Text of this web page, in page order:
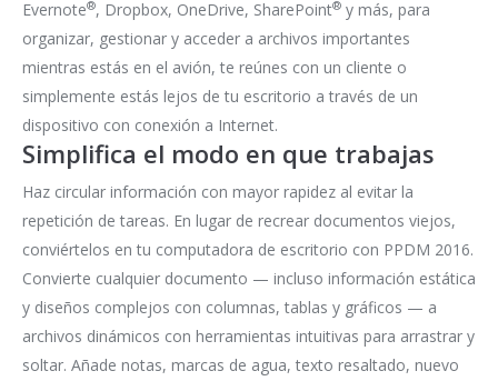
Evernote®, Dropbox, OneDrive, SharePoint® y más, para
organizar, gestionar y acceder a archivos importantes
mientras estás en el avión, te reúnes con un cliente o
simplemente estás lejos de tu escritorio a través de un
dispositivo con conexión a Internet.
Simplifica el modo en que trabajas
Haz circular información con mayor rapidez al evitar la
repetición de tareas. En lugar de recrear documentos viejos,
conviértelos en tu computadora de escritorio con PPDM 2016.
Convierte cualquier documento — incluso información estática
y diseños complejos con columnas, tablas y gráficos — a
archivos dinámicos con herramientas intuitivas para arrastrar y
soltar. Añade notas, marcas de agua, texto resaltado, nuevo